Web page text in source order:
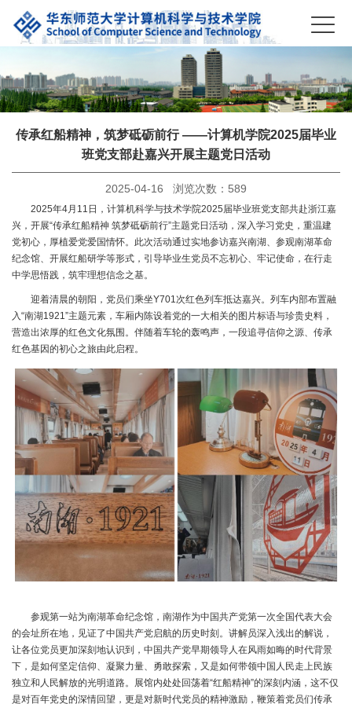
传承红船精神，筑梦砥砺前行 ——计算机学院2025届毕业
班党支部赴嘉兴开展主题党日活动
2025-04-16 浏览次数： 589
2025年4月11日，计算机科学与技术学院2025届毕业班党支部共赴浙江嘉
兴，开展“传承红船精神 筑梦砥砺前行”主题党日活动，深入学习党史，重温建
党初心，厚植爱党爱国情怀。此次活动通过实地参访嘉兴南湖、参观南湖革命
纪念馆、开展红船研学等形式，引导毕业生党员不忘初心、牢记使命，在行走
中学思悟践，筑牢理想信念之基。
迎着清晨的朝阳，党员们乘坐Y701次红色列车抵达嘉兴。列车内部布置融
入“南湖1921”主题元素，车厢内陈设着党的一大相关的图片标语与珍贵史料，
营造出浓厚的红色文化氛围。伴随着车轮的轰鸣声，一段追寻信仰之源、传承
红色基因的初心之旅由此启程。
参观第一站为南湖革命纪念馆，南湖作为中国共产党第一次全国代表大会
的会址所在地，见证了中国共产党启航的历史时刻。讲解员深入浅出的解说，
让各位党员更加深刻地认识到，中国共产党早期领导人在风雨如晦的时代背景
下，是如何坚定信仰、凝聚力量、勇敢探索，又是如何带领中国人民走上民族
独立和人民解放的光明道路。展馆内处处回荡着“红船精神”的深刻内涵，这不仅
是对百年党史的深情回望，更是对新时代党员的精神激励，鞭策着党员们传承